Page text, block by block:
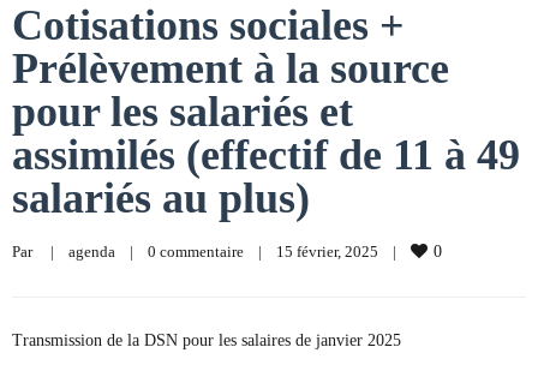
Cotisations sociales +
Prélèvement à la source
pour les salariés et
assimilés (effectif de 11 à 49
salariés au plus)
Par | agenda | 0 commentaire | 15 février, 2025 | 0
Transmission de la DSN pour les salaires de janvier 2025